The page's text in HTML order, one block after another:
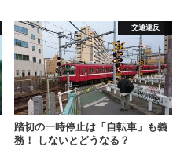
交通違反
踏切の一時停止は「自転車」も義
務！ しないとどうなる？